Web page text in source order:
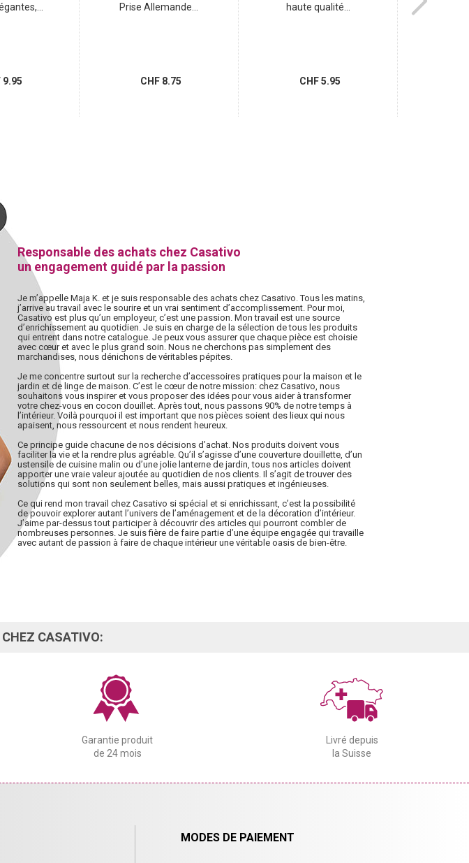
9.95
Prise Allemande...
CHF 8.75
haute qualité...
CHF 5.95
Responsable des achats chez Casativo
un engagement guidé par la passion
Je m’appelle Maja K. et je suis responsable des achats chez Casativo. Tous les matins,
j’arrive au travail avec le sourire et un vrai sentiment d’accomplissement. Pour moi,
Casativo est plus qu’un employeur, c’est une passion. Mon travail est une source
d’enrichissement au quotidien. Je suis en charge de la sélection de tous les produits
qui entrent dans notre catalogue. Je peux vous assurer que chaque pièce est choisie
avec cœur et avec le plus grand soin. Nous ne cherchons pas simplement des
marchandises, nous dénichons de véritables pépites.
Je me concentre surtout sur la recherche d’accessoires pratiques pour la maison et le
jardin et de linge de maison. C’est le cœur de notre mission: chez Casativo, nous
souhaitons vous inspirer et vous proposer des idées pour vous aider à transformer
votre chez-vous en cocon douillet. Après tout, nous passons 90% de notre temps à
l’intérieur. Voilà pourquoi il est important que nos pièces soient des lieux qui nous
apaisent, nous ressourcent et nous rendent heureux.
Ce principe guide chacune de nos décisions d’achat. Nos produits doivent vous
faciliter la vie et la rendre plus agréable. Qu’il s’agisse d’une couverture douillette, d’un
ustensile de cuisine malin ou d’une jolie lanterne de jardin, tous nos articles doivent
apporter une vraie valeur ajoutée au quotidien de nos clients. Il s’agit de trouver des
solutions qui sont non seulement belles, mais aussi pratiques et ingénieuses.
Ce qui rend mon travail chez Casativo si spécial et si enrichissant, c’est la possibilité
de pouvoir explorer autant l’univers de l’aménagement et de la décoration d’intérieur.
J’aime par-dessus tout participer à découvrir des articles qui pourront combler de
nombreuses personnes. Je suis fière de faire partie d’une équipe engagée qui travaille
avec autant de passion à faire de chaque intérieur une véritable oasis de bien-être.
CASATIVO:
Garantie produit
de 24 mois
Livré depuis
la Suisse
MODES DE PAIEMENT